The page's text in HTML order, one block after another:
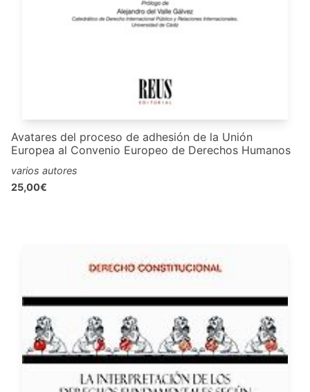
Avatares del proceso de adhesión de la Unión
Europea al Convenio Europeo de Derechos Humanos
varios autores
25,00€